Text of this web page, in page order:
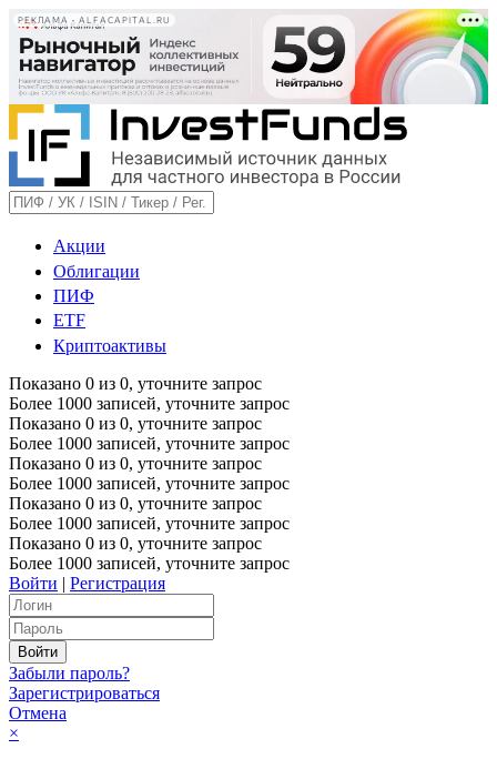
РЕКЛАМА • ALFACAPITAL.RU
Акции
Облигации
ПИФ
ETF
Криптоактивы
Показано 0 из 0, уточните запрос
Более 1000 записей, уточните запрос
Показано 0 из 0, уточните запрос
Более 1000 записей, уточните запрос
Показано 0 из 0, уточните запрос
Более 1000 записей, уточните запрос
Показано 0 из 0, уточните запрос
Более 1000 записей, уточните запрос
Показано 0 из 0, уточните запрос
Более 1000 записей, уточните запрос
Войти | Регистрация
Забыли пароль?
Зарегистрироваться
Отмена
×